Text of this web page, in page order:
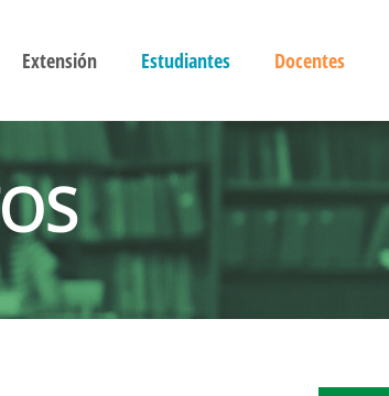
Extensión Estudiantes Docentes